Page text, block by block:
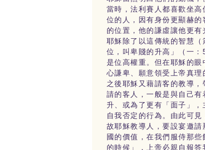
當時，法利賽人都喜歡坐
位的人，因有身份更顯赫
的位置，他的謙虛讓他更有
耶穌除了以這傳統的智慧
位，叫卑賤的升高」（一
是位高權重。但在耶穌的
心謙卑、願意領受上帝真理
之後耶穌又藉請客的教導
請的客人，一般是與自己
升、或為了更有「面子」
自我否定的行為。由此可
故耶穌教導人，要設宴邀
國的價值，在我們服侍那
的時候」，上帝必親自報答